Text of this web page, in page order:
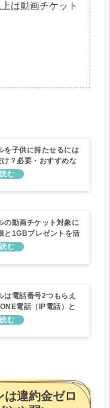
は動画チケット
を子供に持たせるには
？必要・おすすめな
の動画チケット対象に
と1GBプレゼントを活
は電話番号2つもらえ
電話（IP電話）と
使う？
違約金ゼロ